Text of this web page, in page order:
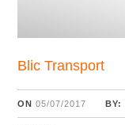
Blic Transport
ON 05/07/2017 BY: